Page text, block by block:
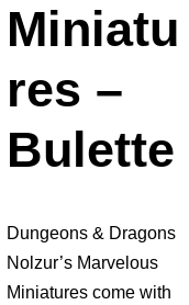
Miniatu
res –
Bulette
Dungeons & Dragons
Nolzur’s Marvelous
Miniatures come with